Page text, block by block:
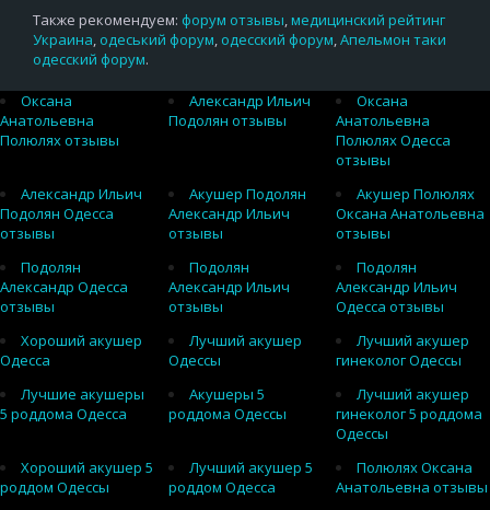
Также рекомендуем: форум отзывы,медицинский рейтинг
Украина, одеський форум, одесский форум,Апельмон таки
одесский форум.
Оксана
Анатольевна
Полюлях отзывы
Александр Ильич
Подолян отзывы
Оксана
Анатольевна
Полюлях Одесса
отзывы
Александр Ильич
Подолян Одесса
отзывы
Акушер Подолян
Александр Ильич
отзывы
Акушер Полюлях
Оксана Анатольевна
отзывы
Подолян
Александр Одесса
отзывы
Подолян
Александр Ильич
отзывы
Подолян
Александр Ильич
Одесса отзывы
Хороший акушер
Одесса
Лучший акушер
Одессы
Лучший акушер
гинеколог Одессы
Лучшие акушеры
5 роддома Одесса
Акушеры 5
роддома Одессы
Лучший акушер
гинеколог 5 роддома
Одессы
Хороший акушер 5
роддом Одессы
Лучший акушер 5
роддом Одесса
Полюлях Оксана
Анатольевна отзывы